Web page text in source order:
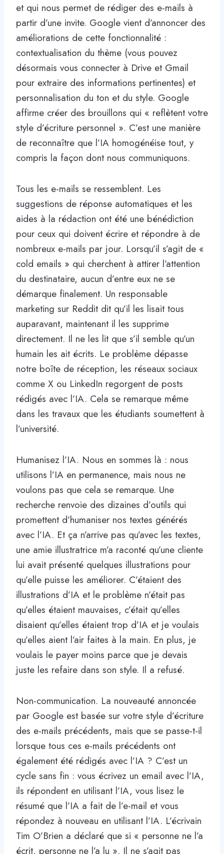
et qui nous permet de rédiger des e-mails à
partir d’une invite. Google vient d’annoncer des
améliorations de cette fonctionnalité :
contextualisation du thème (vous pouvez
désormais vous connecter à Drive et Gmail
pour extraire des informations pertinentes) et
personnalisation du ton et du style. Google
affirme créer des brouillons qui « reflètent votre
style d’écriture personnel ». C’est une manière
de reconnaître que l’IA homogénéise tout, y
compris la façon dont nous communiquons.
Tous les e-mails se ressemblent. Les
suggestions de réponse automatiques et les
aides à la rédaction ont été une bénédiction
pour ceux qui doivent écrire et répondre à de
nombreux e-mails par jour. Lorsqu’il s’agit de «
cold emails » qui cherchent à attirer l’attention
du destinataire, aucun d’entre eux ne se
démarque finalement. Un responsable
marketing sur Reddit dit qu’il les lisait tous
auparavant, maintenant il les supprime
directement. Il ne les lit que s’il semble qu’un
humain les ait écrits. Le problème dépasse
notre boîte de réception, les réseaux sociaux
comme X ou LinkedIn regorgent de posts
rédigés avec l’IA. Cela se remarque même
dans les travaux que les étudiants soumettent à
l’université.
Humanisez l’IA. Nous en sommes là : nous
utilisons l’IA en permanence, mais nous ne
voulons pas que cela se remarque. Une
recherche renvoie des dizaines d’outils qui
promettent d’humaniser nos textes générés
avec l’IA. Et ça n’arrive pas qu’avec les textes,
une amie illustratrice m’a raconté qu’une cliente
lui avait présenté quelques illustrations pour
qu’elle puisse les améliorer. C’étaient des
illustrations d’IA et le problème n’était pas
qu’elles étaient mauvaises, c’était qu’elles
disaient qu’elles étaient trop d’IA et je voulais
qu’elles aient l’air faites à la main. En plus, je
voulais le payer moins parce que je devais
juste les refaire dans son style. Il a refusé.
Non-communication. La nouveauté annoncée
par Google est basée sur votre style d’écriture
des e-mails précédents, mais que se passe-t-il
lorsque tous ces e-mails précédents ont
également été rédigés avec l’IA ? C’est un
cycle sans fin : vous écrivez un email avec l’IA,
ils répondent en utilisant l’IA, vous lisez le
résumé que l’IA a fait de l’e-mail et vous
répondez à nouveau en utilisant l’IA. L’écrivain
Tim O’Brien a déclaré que si « personne ne l’a
écrit, personne ne l’a lu ». Il ne s’agit pas